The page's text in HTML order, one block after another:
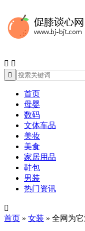
 

首页
母婴
数码
文体车品
美妆
美食
家居用品
鞋包
男装
热门资讯

首页 » 女装 » 全网为